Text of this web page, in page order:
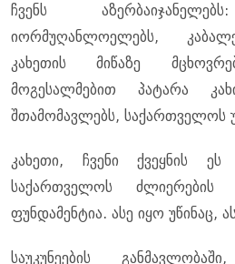
ჩვენს
იორმუღანლოელებს,
კახეთის მიწაზე
მოგესალმებით პატარა
შთამომავლებს, საქართველოს
კახეთი, ჩვენი ქვეყნის
საქართველოს
ფუნდამენტია. ასე იყო უწინაც,
საუკუნეების